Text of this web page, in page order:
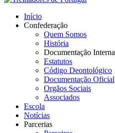
Início
Confederação
Quem Somos
História
Documentação Interna
Estatutos
Código Deontológico
Documentação Oficial
Orgãos Sociais
Associados
Escola
Notícias
Parcerias